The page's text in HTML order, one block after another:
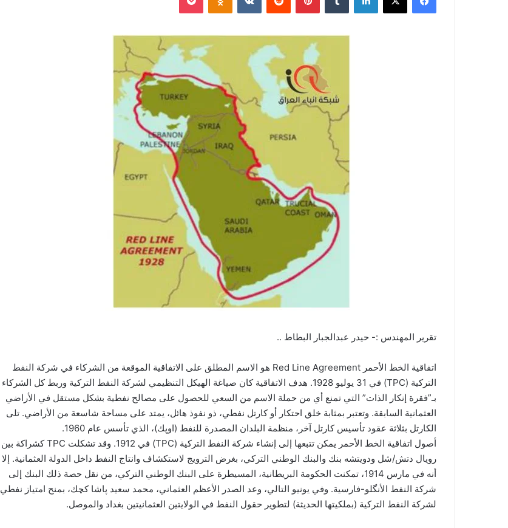
تقرير المهندس :- حيدر عبدالجبار البطاط ..
اتفاقية الخط الأحمر Red Line Agreement هو الاسم المطلق على الاتفاقية الموقعة من الشركاء في شركة النفط
التركية (TPC) في 31 يوليو 1928. هدف الاتفاقية كان صياغة الهيكل التنظيمي لشركة النفط التركية وربط كل الشركاء
بـ”فقرة إنكار الذات” التي تمنع أي من حملة الاسم من السعي للحصول على مصالح نفطية بشكل مستقل في الأراضي
العثمانية السابقة. وتعتبر بمثابة خلق احتكار أو كارتل نفطي، ذو نفوذ هائل، يمتد على مساحة شاسعة من الأراضي. تلى
الكارتل بثلاثة عقود تأسيس كارتل آخر، منظمة البلدان المصدرة للنفط (اوپك)، الذي تأسس عام 1960.
أصول اتفاقية الخط الأحمر يمكن تتبعها إلى إنشاء شركة النفط التركية (TPC) في 1912. وقد تشكلت TPC كشراكة بين
رويال دتش/شل ودويتشه بنك والبنك الوطني التركي، بغرض الترويج لاستكشاف وانتاج النفط داخل الدولة العثمانية. إلا
أنه في مارس 1914، تمكنت الحكومة البريطانية، المسيطرة على البنك الوطني التركي، من نقل حصة ذلك البنك إلى
شركة النفط الأنگلو-فارسية. وفي يونيو التالي، وعد الصدر الأعظم العثماني، محمد سعيد پاشا كچك، بمنح امتياز نفطي
لشركة النفط التركية (بملكيتها الحديثة) لتطوير حقول النفط في الولايتين العثمانيتين بغداد والموصل.